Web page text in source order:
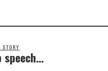
STORY
speech…